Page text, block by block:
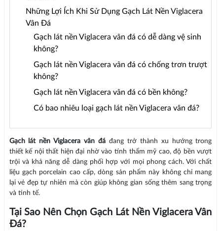
Những Lợi Ích Khi Sử Dụng Gạch Lát Nền Viglacera
Vân Đá
Gạch lát nền Viglacera vân đá có dễ dàng vệ sinh
không?
Gạch lát nền Viglacera vân đá có chống trơn trượt
không?
Gạch lát nền Viglacera vân đá có bền không?
Có bao nhiêu loại gạch lát nền Viglacera vân đá?
Gạch lát nền Viglacera vân đá đang trở thành xu hướng trong
thiết kế nội thất hiện đại nhờ vào tính thẩm mỹ cao, độ bền vượt
trội và khả năng dễ dàng phối hợp với mọi phong cách. Với chất
liệu gạch porcelain cao cấp, dòng sản phẩm này không chỉ mang
lại vẻ đẹp tự nhiên mà còn giúp không gian sống thêm sang trọng
và tinh tế.
Tại Sao Nên Chọn Gạch Lát Nền Viglacera Vân
Đá?